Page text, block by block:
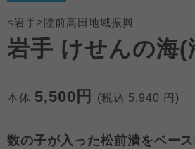
<岩手>陸前高田地域振興
岩手 けせんの海(
本体 5,500円 (税込 5,940 円)
数の子が入った松前漬をベー